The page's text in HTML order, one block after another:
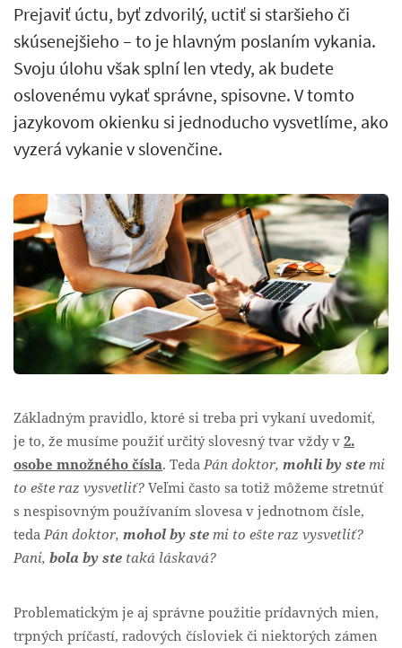
Prejaviť úctu, byť zdvorilý, uctiť si staršieho či
skúsenejšieho – to je hlavným poslaním vykania.
Svoju úlohu však splní len vtedy, ak budete
oslovenému vykať správne, spisovne. V tomto
jazykovom okienku si jednoducho vysvetlíme, ako
vyzerá vykanie v slovenčine.
Základným pravidlo, ktoré si treba pri vykaní uvedomiť,
je to, že musíme použiť určitý slovesný tvar vždy v 2.
osobe množného čísla. Teda Pán doktor, mohli by ste mi
to ešte raz vysvetliť? Veľmi často sa totiž môžeme stretnúť
s nespisovným používaním slovesa v jednotnom čísle,
teda Pán doktor, mohol by ste mi to ešte raz vysvetliť?
Pani, bola by ste taká láskavá?
Problematickým je aj správne použitie prídavných mien,
trpných príčastí, radových čísloviek či niektorých zámen